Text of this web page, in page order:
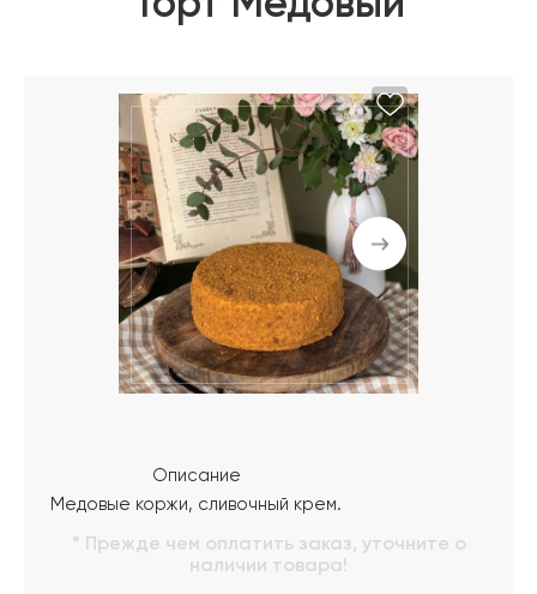
Описание
Медовые коржи, сливочный крем.
* Прежде чем оплатить заказ, уточните о
наличии товара!